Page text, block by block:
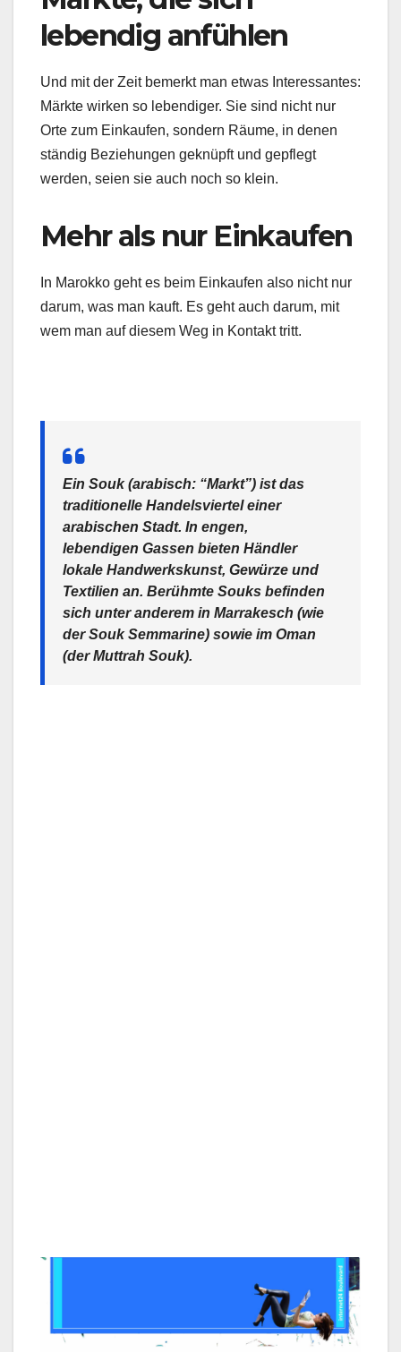
lebendig anfühlen
Und mit der Zeit bemerkt man etwas Interessantes:
Märkte wirken so lebendiger. Sie sind nicht nur
Orte zum Einkaufen, sondern Räume, in denen
ständig Beziehungen geknüpft und gepflegt
werden, seien sie auch noch so klein.
Mehr als nur Einkaufen
In Marokko geht es beim Einkaufen also nicht nur
darum, was man kauft. Es geht auch darum, mit
wem man auf diesem Weg in Kontakt tritt.
Ein Souk (arabisch: “Markt”) ist das
traditionelle Handelsviertel einer
arabischen Stadt. In engen,
lebendigen Gassen bieten Händler
lokale Handwerkskunst, Gewürze und
Textilien an. Berühmte Souks befinden
sich unter anderem in Marrakesch (wie
der Souk Semmarine) sowie im Oman
(der Muttrah Souk).